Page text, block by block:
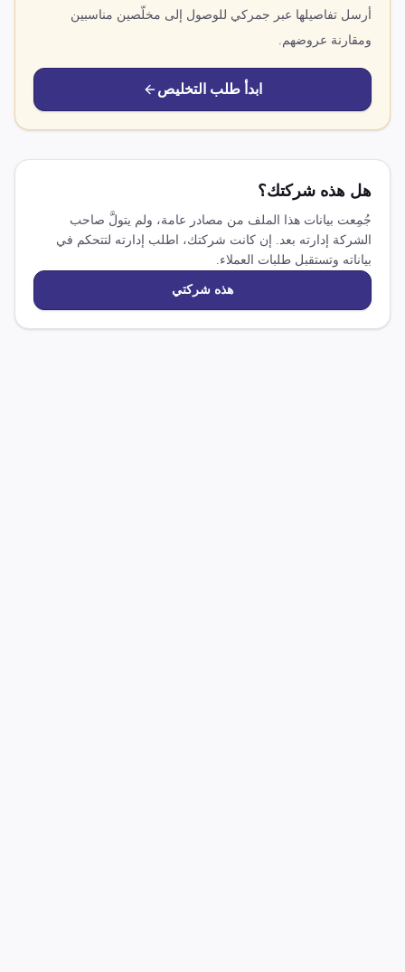
أرسل تفاصيلها عبر جمركي للوصول إلى مخلّصين مناسبين
ومقارنة عروضهم.
ابدأ طلب التخليص
هل هذه شركتك؟
جُمِعت بيانات هذا الملف من مصادر عامة، ولم يتولَّ صاحب
الشركة إدارته بعد. إن كانت شركتك، اطلب إدارته لتتحكم في
بياناته وتستقبل طلبات العملاء.
هذه شركتي